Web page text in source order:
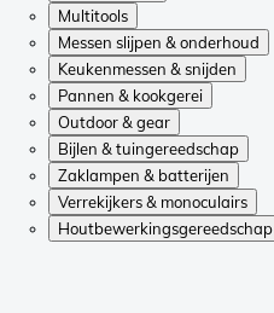
Multitools
Messen slijpen & onderhoud
Keukenmessen & snijden
Pannen & kookgerei
Outdoor & gear
Bijlen & tuingereedschap
Zaklampen & batterijen
Verrekijkers & monoculairs
Houtbewerkingsgereedschap